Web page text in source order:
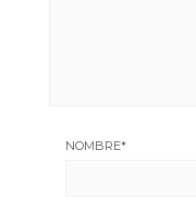
NOMBRE*